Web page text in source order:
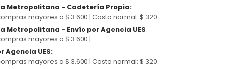
Metropolitana - Cadetería Propia:
mayores a $ 3.600 | Costo normal: $ 320.
Metropolitana - Envío por Agencia UES
mayores a $ 3.600 |
Agencia UES:
mayores a $ 3.600 | Costo normal: $ 320.